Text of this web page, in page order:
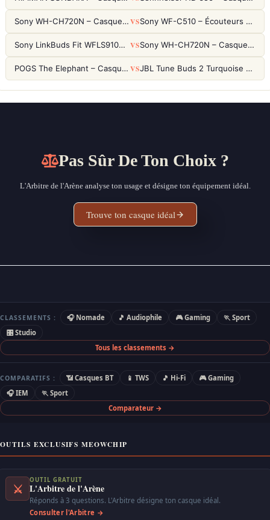
Sony WH-CH720N – Casque ANC 35h, Ultra-léger (192g) avec Processeur V1 VS Sony WF-C510 – Écouteurs True Wireless compacts, autonomie 22h et multipoint
Sony LinkBuds Fit WFLS910NW Blanc – Écouteurs Sport Ailes ANC VS Sony WH-CH720N – Casque ANC 35h, Ultra-léger (192g) avec Processeur V1
POGS The Elephant – Casque Filaire Enfants 85dB POGS-Safe™ (Éco-Responsable) VS JBL Tune Buds 2 Turquoise – Écouteurs True Wireless avec ANC et autonomie 48h
Pas Sûr De Ton Choix ?
L'Arbitre de l'Arène analyse ton usage et désigne ton équipement idéal.
Trouve ton casque idéal
CLASSEMENTS : 🎧 Nomade 🎵 Audiophile 🎮 Gaming
🏃 Sport
🎛 Studio
Tous les classements →
COMPARATIFS : 📶 Casques BT 📱 TWS 🎵 Hi-Fi
🎮 Gaming
🎧 IEM
🏃 Sport
Comparateur →
OUTILS EXCLUSIFS MEOWCHIP
⚔
OUTIL GRATUIT
L'Arbitre de l'Arène
Réponds à 3 questions. L'Arbitre désigne ton casque idéal.
Consulter l'Arbitre →